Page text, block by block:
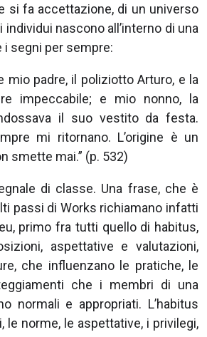
si fa accettazione, di un universo
individui nascono all’interno di una
segni per sempre:
mio padre, il poliziotto Arturo, e la
impeccabile; e mio nonno, la
il suo vestito da festa.
mi ritornano. L’origine è un
smette mai.” (p. 532)
di classe. Una frase, che è
passi di Works richiamano infatti
primo fra tutti quello di habitus,
aspettative e valutazioni,
che influenzano le pratiche, le
che i membri di una
normali e appropriati. L’habitus
le norme, le aspettative, i privilegi,